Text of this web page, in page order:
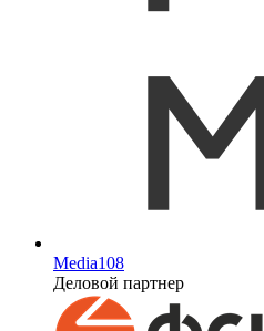
Media108
Деловой партнер